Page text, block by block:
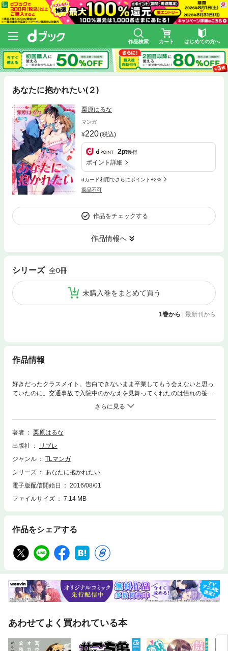
作品検索 カート はじめての方へ
あなたに抱かれたい(２)
栗原はるな
マンガ
220(税込)
2pt獲得
ポイント詳細
dカード利用でさらにポイント+2%
返品不可
作品をチェックする
作品情報へ
シリーズ 全0冊
未購入巻をまとめて買う
1巻から | 最新刊から
作品情報
好きだったクラスメイト。告白できないまま卒業してもう会えないと思っ
ていたのに。交通事故で入院中のかなえを見舞ってくれたのは憧れの笹瀬
だった。嬉しくて、動かない身体をなんとかしようともがくうち、不思議
で淫らな出来事が？ 「これからもっと、やらしいことするからな？」。
「や、も、そこばっかり……はやくいれて……っ」。ほか、「幸せ」を探
すナースの芽衣（めい）や1千万で嫁になる契約を交わしてしまった貧乏
トーリー。「俺の指ぎゅうぎゅう締めつけてる」。「あ、あん、やあっダ
メ……ッ！ 指ゴツゴツして気持ちいいっ」。キュートでハードなHシー
著者
栗原はるな
出版社
リブレ
ジャンル
TLマンガ
シリーズ
あなたに抱かれたい
電子版配信開始日
2016/08/01
ファイルサイズ
7.14 MB
作品をシェアする
あわせてよく買われている本